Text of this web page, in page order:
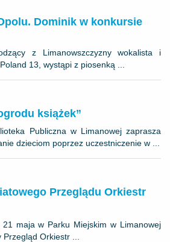
Dominik w konkursie
z Limanowszczyzny wokalista i
13, wystąpi z piosenką ...
książek”
Publiczna w Limanowej zaprasza
dzieciom poprzez uczestniczenie w ...
Przeglądu Orkiestr
maja w Parku Miejskim w Limanowej
Orkiestr ...